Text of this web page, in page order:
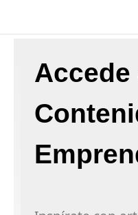
contenido
Accede